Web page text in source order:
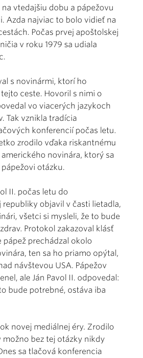
vtedajšiu dobu a pápežovu
Azda najviac to bolo vidieť na
Počas prvej apoštolskej
v roku 1979 sa udiala
s novinármi, ktorí ho
ceste. Hovoril s nimi o
vo viacerých jazykoch
Tak vznikla tradícia
konferencií počas letu.
zrodilo vďaka riskantnému
novinára, ktorý sa
otázku.
II. počas letu do
republiky objavil v časti lietadla,
všetci si mysleli, že to bude
Protokol zakazoval klásť
pápež prechádzal okolo
ten sa ho priamo opýtal,
návštevou USA. Pápežov
ale Ján Pavol II. odpovedal:
bude potrebné, ostáva iba
novej mediálnej éry. Zrodilo
možno bez tej otázky nikdy
sa tlačová konferencia